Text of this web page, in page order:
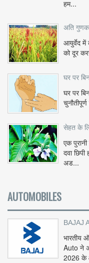
हम...
अति
आयुर्वेद में
को दूर
घर पर
घर पर
सेहत के
एक
दवा
अड...
AUTOMOBILES
BAJAJ
भारतीय
Auto ने
2026